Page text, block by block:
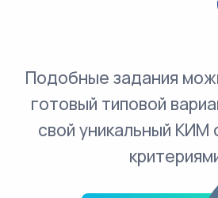
Подобные задания
готовый типовой
свой уникальный КИМ